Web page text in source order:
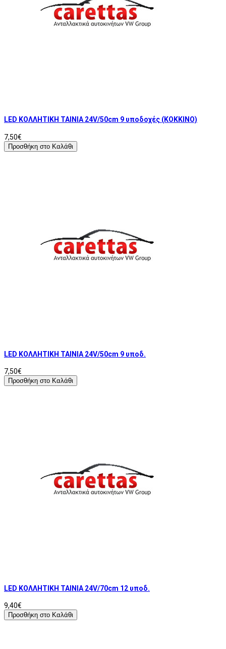
LED ΚΟΛΛΗΤΙΚΗ ΤΑΙΝΙΑ 24V/50cm 9 υποδοχές (ΚΟΚΚΙΝΟ)
7,50€
Προσθήκη στο Καλάθι
LED ΚΟΛΛΗΤΙΚΗ ΤΑΙΝΙΑ 24V/50cm 9 υποδ.
7,50€
Προσθήκη στο Καλάθι
LED ΚΟΛΛΗΤΙΚΗ ΤΑΙΝΙΑ 24V/70cm 12 υποδ.
9,40€
Προσθήκη στο Καλάθι